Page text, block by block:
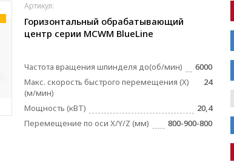
Артикул:
Горизонтальный обрабатывающий
центр серии MCWM BlueLine
Частота вращения шпинделя до(об/мин)
6000
Макс. скорость быстрого перемещения (X)
(м/мин)
24
Мощность (кВТ)
20,4
Перемещение по оси X/Y/Z (мм)
800-900-800